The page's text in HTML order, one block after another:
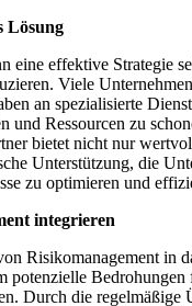
Lösung
eine effektive Strategie
Viele
an spezialisierte
und Ressourcen zu
bietet nicht nur
Unterstützung, die
zu optimieren und
integrieren
Risikomanagement in
potenzielle
Durch die regelmäßige